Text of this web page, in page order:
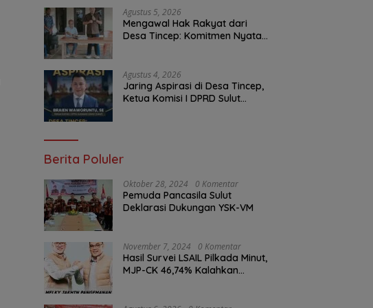
Malam Ini
Agustus 5, 2026
Mengawal Hak Rakyat dari
Desa Tincep: Komitmen Nyata
Depan Aspirasi Warga
Agustus 4, 2026
Jaring Aspirasi di Desa Tincep,
Ketua Komisi I DPRD Sulut
Berita Poluler
Oktober 28, 2024 0 Komentar
Pemuda Pancasila Sulut
Deklarasi Dukungan YSK-VM
November 7, 2024 0 Komentar
Hasil Survei LSAIL Pilkada Minut,
MJP-CK 46,74% Kalahkan